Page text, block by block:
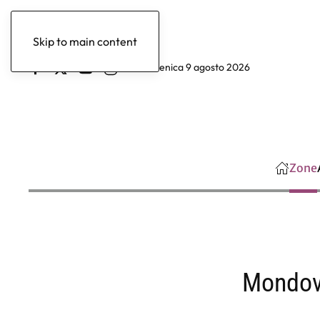
Skip to main content
domenica 9 agosto 2026
Zone